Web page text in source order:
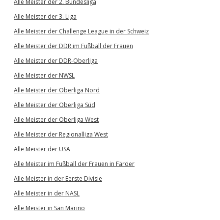
Alle Meister der 2. Bundesliga
Alle Meister der 3. Liga
Alle Meister der Challenge League in der Schweiz
Alle Meister der DDR im Fußball der Frauen
Alle Meister der DDR-Oberliga
Alle Meister der NWSL
Alle Meister der Oberliga Nord
Alle Meister der Oberliga Süd
Alle Meister der Oberliga West
Alle Meister der Regionalliga West
Alle Meister der USA
Alle Meister im Fußball der Frauen in Färöer
Alle Meister in der Eerste Divisie
Alle Meister in der NASL
Alle Meister in San Marino